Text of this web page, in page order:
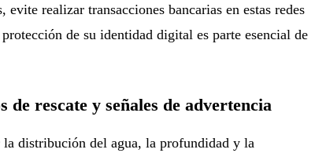
evite realizar transacciones bancarias en estas redes
de su identidad digital es parte esencial de
de rescate y señales de advertencia
distribución del agua, la profundidad y la